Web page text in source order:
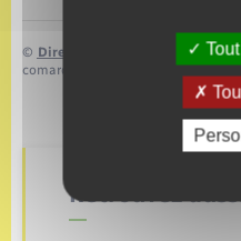
© Direction de l’information
comarquage developpé par
Retrouvez